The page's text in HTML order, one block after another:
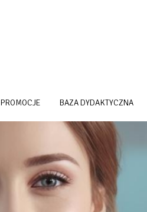
PROMOCJE BAZA DYDAKTYCZNA